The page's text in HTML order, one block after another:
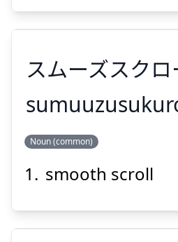
Suspend
スムーズス
スムーズスク
Noun (common)
smooth scroll